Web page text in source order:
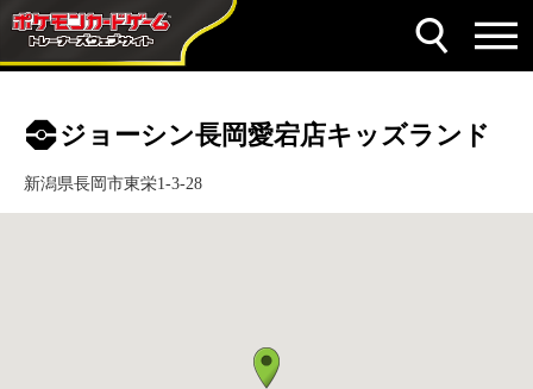
ジョーシン長岡愛宕店キッズランド
新潟県長岡市東栄1-3-28